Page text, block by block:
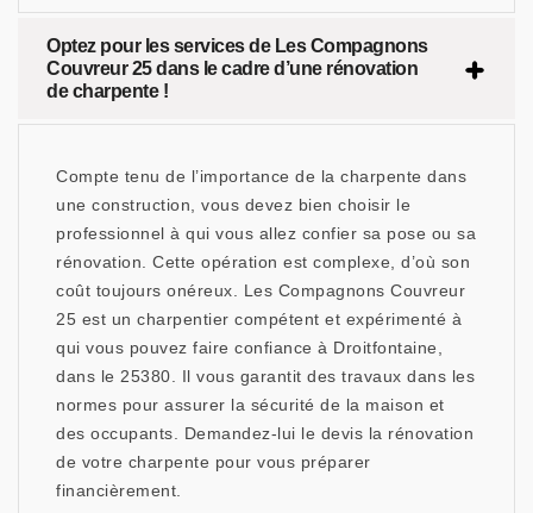
Optez pour les services de Les Compagnons
Couvreur 25 dans le cadre d’une rénovation
de charpente !
Compte tenu de l’importance de la charpente dans
une construction, vous devez bien choisir le
professionnel à qui vous allez confier sa pose ou sa
rénovation. Cette opération est complexe, d’où son
coût toujours onéreux. Les Compagnons Couvreur
25 est un charpentier compétent et expérimenté à
qui vous pouvez faire confiance à Droitfontaine,
dans le 25380. Il vous garantit des travaux dans les
normes pour assurer la sécurité de la maison et
des occupants. Demandez-lui le devis la rénovation
de votre charpente pour vous préparer
financièrement.